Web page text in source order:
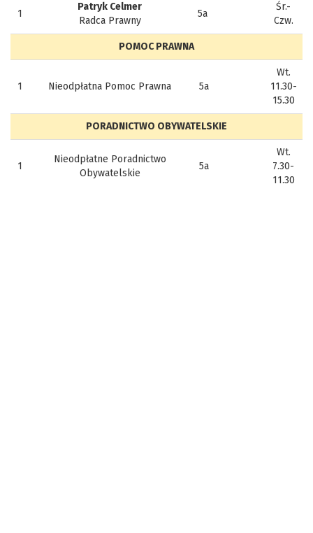
1
Patryk Celmer
Radca Prawny
5a
Śr.-
Czw.
POMOC PRAWNA
1 Nieodpłatna Pomoc Prawna 5a
Wt.
11.30-
15.30
PORADNICTWO OBYWATELSKIE
1
Nieodpłatne Poradnictwo
Obywatelskie
5a
Wt.
7.30-
11.30